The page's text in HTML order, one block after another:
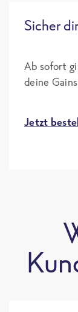
Sicher
Ab sofort
deine
Jetzt